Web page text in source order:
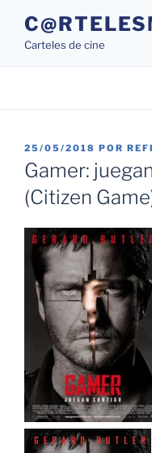
contenido
Carteles de cine
PUBLICADO
EL
25/05/2018 POR
Gamer:
(Citizen